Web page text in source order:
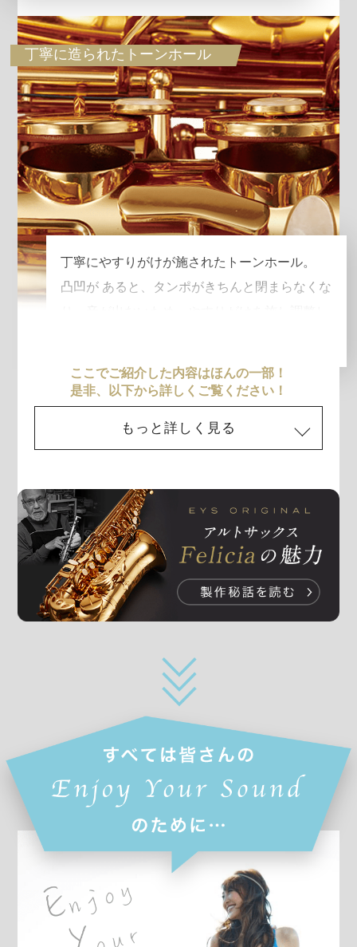
丁寧に造られたトーンホール
丁寧にやすりがけが施されたトーンホール。
凸凹が あると、タンポがきちんと閉まらなくな
ここでご紹介した内容はほんの一部！
是非、以下から詳しくご覧ください！
もっと詳しく見る